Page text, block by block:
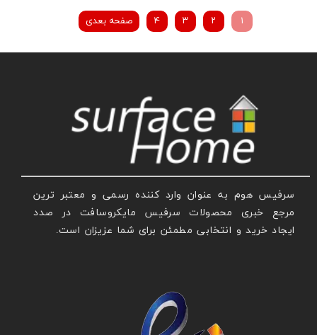
۱ ۲ ۳ ۴ صفحه بعدی
سرفیس هوم به عنوان وارد کننده رسمی و معتبر ترین
مرجع خبری محصولات سرفیس مایکروسافت در صدد
ایجاد خرید و انتخابی مطمئن برای شما عزیزان است.